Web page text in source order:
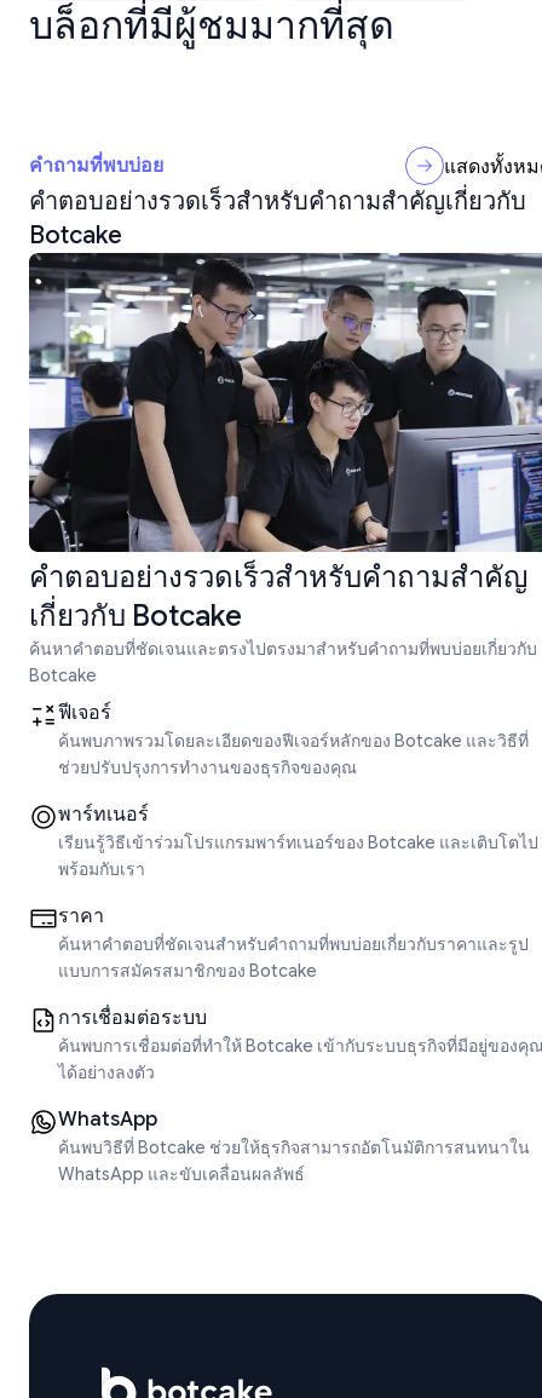
บล็อกที่มีผู้ชมมากที่สุด
คำถามที่พบบ่อย แสดงทั้งห
คำตอบอย่างรวดเร็วสำหรับคำถามสำคัญเกี่ยวกับ
Botcake
คำตอบอย่างรวดเร็วสำหรับคำถามสำคัญ
เกี่ยวกับ Botcake
ค้นหาคำตอบที่ชัดเจนและตรงไปตรงมาสำหรับคำถามที่พบบ่อยเกี่ยวกับ
Botcake
ฟีเจอร์
ค้นพบภาพรวมโดยละเอียดของฟีเจอร์หลักของ Botcake และวิธีที่
ช่วยปรับปรุงการทำงานของธุรกิจของคุณ
พาร์ทเนอร์
เรียนรู้วิธีเข้าร่วมโปรแกรมพาร์ทเนอร์ของ Botcake และเติบโตไป
พร้อมกับเรา
ราคา
ค้นหาคำตอบที่ชัดเจนสำหรับคำถามที่พบบ่อยเกี่ยวกับราคาและรูป
แบบการสมัครสมาชิกของ Botcake
การเชื่อมต่อระบบ
ค้นพบการเชื่อมต่อที่ทำให้ Botcake เข้ากับระบบธุรกิจที่มีอยู่ของคุ
ได้อย่างลงตัว
WhatsApp
ค้นพบวิธีที่ Botcake ช่วยให้ธุรกิจสามารถอัตโนมัติการสนทนาใน
WhatsApp และขับเคลื่อนผลลัพธ์